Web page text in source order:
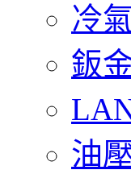
冷
鈑
油